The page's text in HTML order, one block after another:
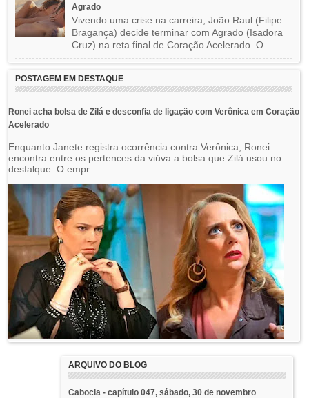
Agrado
Vivendo uma crise na carreira, João Raul (Filipe
Bragança) decide terminar com Agrado (Isadora
Cruz) na reta final de Coração Acelerado. O...
POSTAGEM EM DESTAQUE
Ronei acha bolsa de Zilá e desconfia de ligação com Verônica em Coração
Acelerado
Enquanto Janete registra ocorrência contra Verônica, Ronei
encontra entre os pertences da viúva a bolsa que Zilá usou no
desfalque. O empr...
ARQUIVO DO BLOG
Cabocla - capítulo 047, sábado, 30 de novembro